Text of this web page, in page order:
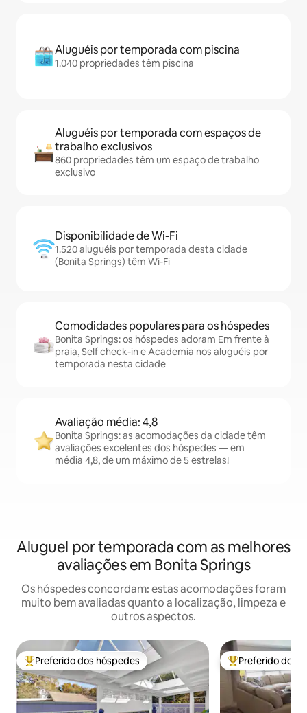
Aluguéis por temporada com piscina
1.040 propriedades têm piscina
Aluguéis por temporada com espaços de
trabalho exclusivos
860 propriedades têm um espaço de trabalho
exclusivo
Disponibilidade de Wi-Fi
1.520 aluguéis por temporada desta cidade
(Bonita Springs) têm Wi-Fi
Comodidades populares para os hóspedes
Bonita Springs: os hóspedes adoram Em frente à
praia, Self check-in e Academia nos aluguéis por
temporada nesta cidade
Avaliação média: 4,8
Bonita Springs: as acomodações da cidade têm
avaliações excelentes dos hóspedes — em
média 4,8, de um máximo de 5 estrelas!
Aluguel por temporada com as melhores
avaliações em Bonita Springs
Os hóspedes concordam: estas acomodações foram
muito bem avaliadas quanto a localização, limpeza e
outros aspectos.
Entre os melhores preferidos dos hóspedes
Preferido dos hóspedes Entre os
Preferido dos